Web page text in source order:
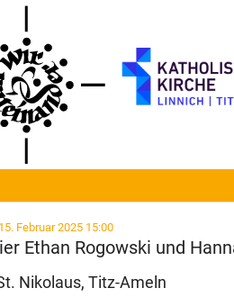
Februar 2025 15:00:
Ethan Rogowski und
Nikolaus, Titz-Ameln